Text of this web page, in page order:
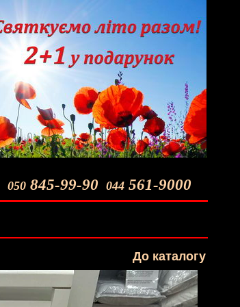
050 845-99-90 044 561-9000
До каталогу